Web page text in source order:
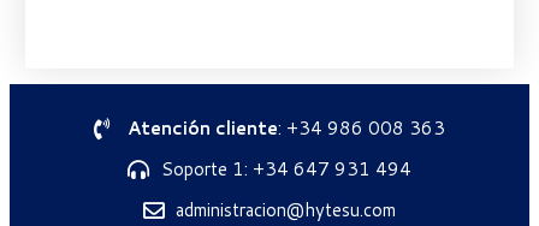
Atención cliente: +34 986 008 363
Soporte 1: +34 647 931 494
administracion@hytesu.com